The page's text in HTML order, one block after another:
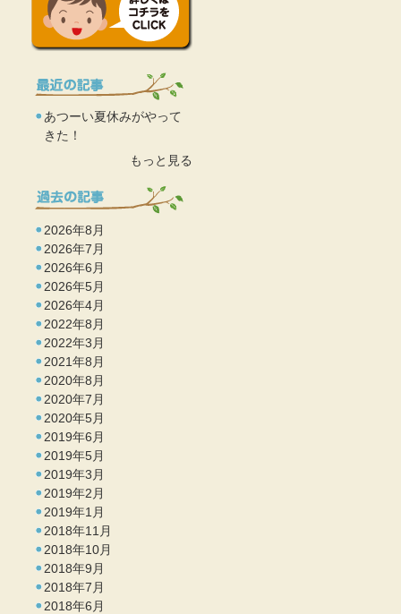
あつーい夏休みがやって
きた！
もっと見る
2026年8月
2026年7月
2026年6月
2026年5月
2026年4月
2022年8月
2022年3月
2021年8月
2020年8月
2020年7月
2020年5月
2019年6月
2019年5月
2019年3月
2019年2月
2019年1月
2018年11月
2018年10月
2018年9月
2018年7月
2018年6月